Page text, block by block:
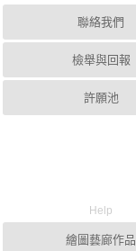
聯絡我們
檢舉與回報
許願池
Help
繪圖藝廊作品